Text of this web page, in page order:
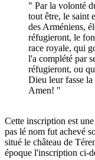
" Par la volonté
tout être, le saint
des Arméniens,
réfugieront, le
race royale, qui
l'a complété par
réfugieront, ou
Dieu leur fasse
Amen! "
Cette inscription est
pas lé nom fut achevé
situé le château de
époque l'inscription ci-